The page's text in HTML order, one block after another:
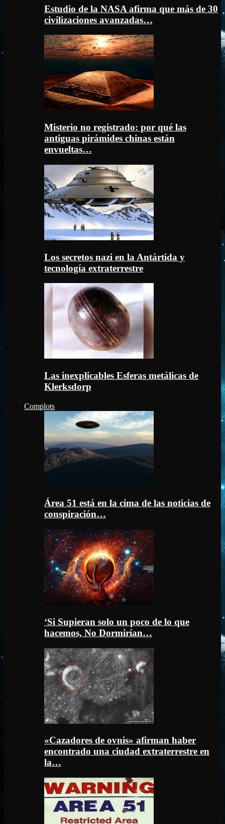
Estudio de la NASA afirma que más de 30
civilizaciones avanzadas…
Misterio no registrado: por qué las
antiguas pirámides chinas están
envueltas…
Los secretos nazi en la Antártida y
tecnología extraterrestre
Las inexplicables Esferas metálicas de
Klerksdorp
Complots
Área 51 está en la cima de las noticias de
conspiración…
‘Si Supieran solo un poco de lo que
hacemos, No Dormirían…
«Cazadores de ovnis» afirman haber
encontrado una ciudad extraterrestre en
la…